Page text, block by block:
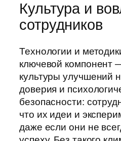
Культура и
сотрудников
Технологии и
ключевой компонент
культуры улучшений
доверия и
безопасности:
что их идеи и
даже если они не